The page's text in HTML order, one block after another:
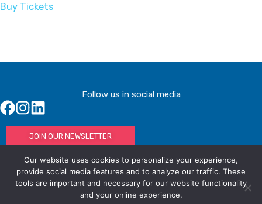
Buy Tickets
Follow us in social media
JOIN OUR NEWSLETTER
© IAC - All rights ReservedPowered by Activated Digital
Our website uses cookies to personalize your experience,
provide social media features and to analyze our traffic. These
tools are important and necessary for our website functionality
and your online experience.